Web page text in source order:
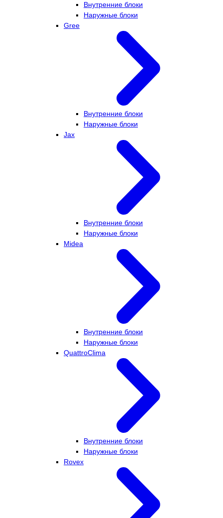
Внутренние блоки
Наружные блоки
Gree
Внутренние блоки
Наружные блоки
Jax
Внутренние блоки
Наружные блоки
Midea
Внутренние блоки
Наружные блоки
QuattroClima
Внутренние блоки
Наружные блоки
Rovex